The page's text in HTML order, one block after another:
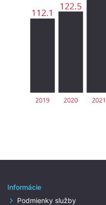
Informácie
Podmienky služby